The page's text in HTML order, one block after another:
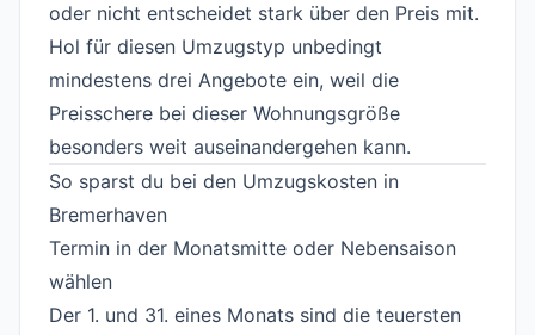
oder nicht entscheidet stark über den Preis mit.
Hol für diesen Umzugstyp unbedingt
mindestens drei Angebote ein, weil die
Preisschere bei dieser Wohnungsgröße
besonders weit auseinandergehen kann.
So sparst du bei den Umzugskosten in
Bremerhaven
Termin in der Monatsmitte oder Nebensaison
wählen
Der 1. und 31. eines Monats sind die teuersten